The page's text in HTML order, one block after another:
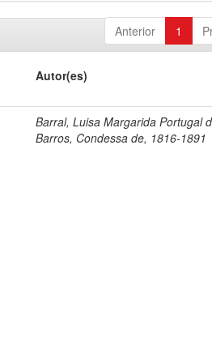
Anterior 1
Autor(es)
Barral, Luisa Margarida Portugal
Barros, Condessa de, 1816-1891